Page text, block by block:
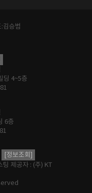
김승범
딩 4~5층
6층
[정보조회]
제공자 : (주) KT